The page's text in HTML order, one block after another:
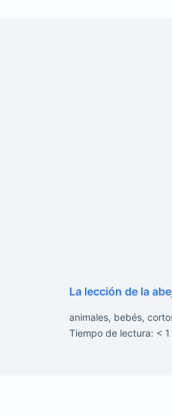
La lección de la
animales, bebés,
Tiempo de lectura: < 1